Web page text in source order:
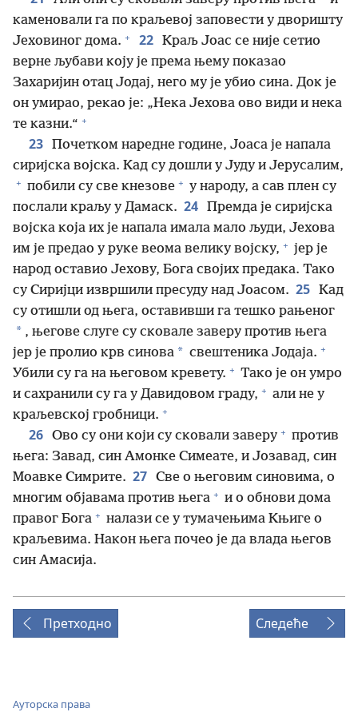
каменовали га по краљевој заповести у дворишту
Јеховиног дома. + 22 Краљ Јоас се није сетио
верне љубави коју је према њему показао
Захаријин отац Јодај, него му је убио сина. Док је
он умирао, рекао је: „Нека Јехова ово види и нека
те казни.“ +
23 Почетком наредне године, Јоаса је напала
сиријска војска. Кад су дошли у Јуду и Јерусалим,
+ побили су све кнезове + у народу, а сав плен су
послали краљу у Дамаск. 24 Премда је сиријска
војска која их је напала имала мало људи, Јехова
им је предао у руке веома велику војску, + јер је
народ оставио Јехову, Бога својих предака. Тако
су Сиријци извршили пресуду над Јоасом. 25 Кад
су отишли од њега, оставивши га тешко рањеног
* , његове слуге су сковале заверу против њега
јер је пролио крв синова * свештеника Јодаја. +
Убили су га на његовом кревету. + Тако је он умро
и сахранили су га у Давидовом граду, + али не у
краљевској гробници. +
26 Ово су они који су сковали заверу + против
њега: Завад, син Амонке Симеате, и Јозавад, син
Моавке Симрите. 27 Све о његовим синовима, о
многим објавама против њега + и о обнови дома
правог Бога + налази се у тумачењима Књиге о
краљевима. Након њега почео је да влада његов
син Амасија.
Претходно Следеће
Ауторска права